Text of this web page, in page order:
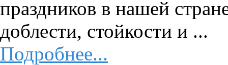
праздников в нашей
доблести, стойкости и ...
Подробнее...